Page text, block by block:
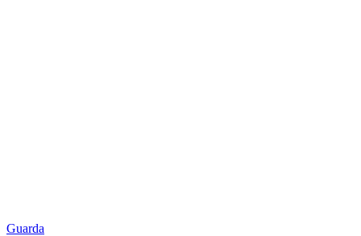
Guarda